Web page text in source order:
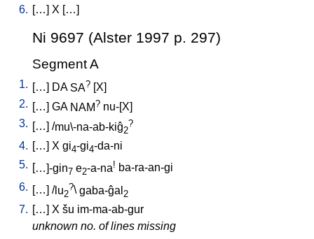
6. […] X […]
Ni 9697 (Alster 1997 p. 297)
Segment A
1. … DA SA? X
2.
… GA NAM? nu-[X
3.
… ] /mu\-na-ab-kiĝ2
?
4. […] X gi4-gi4-da-ni
5.
…]-gin7 e2-a-na! ba-ra-an-gi
6.
… ] / lu2
?\gaba-ĝal 2
7. […] X šu im-ma-ab-gur
unknown no. of lines missing